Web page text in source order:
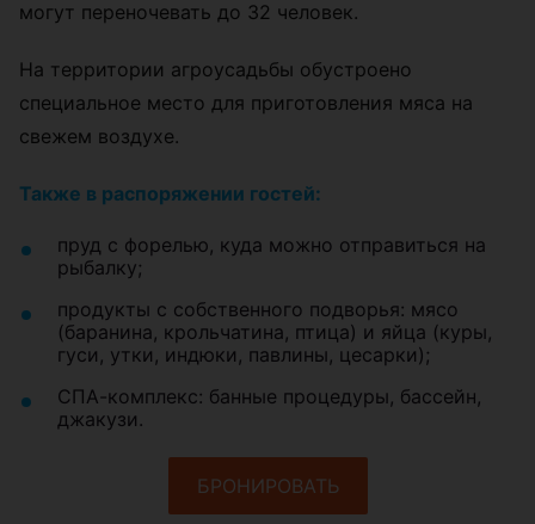
могут переночевать до 32 человек.
На территории агроусадьбы обустроено
специальное место для приготовления мяса на
свежем воздухе.
Также в распоряжении гостей:
пруд с форелью, куда можно отправиться на
рыбалку;
продукты с собственного подворья: мясо
(баранина, крольчатина, птица) и яйца (куры,
гуси, утки, индюки, павлины, цесарки);
СПА-комплекс: банные процедуры, бассейн,
джакузи.
БРОНИРОВАТЬ